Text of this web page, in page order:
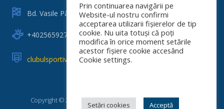
Bd. Vasile Pârvan nr. 4
+40256592760
clubulsportiv@e-uvt.ro
Copyright © 2025 CSU Universitatea de Vest din Timișoara
Prin continuarea navigării pe
Website-ul nostru confirmi
acceptarea utilizarii fișierelor de tip
cookie. Nu uita totuși că poți
modifica în orice moment setările
acestor fișiere cookie accesând
Cookie settings.
Setări cookies Acceptă